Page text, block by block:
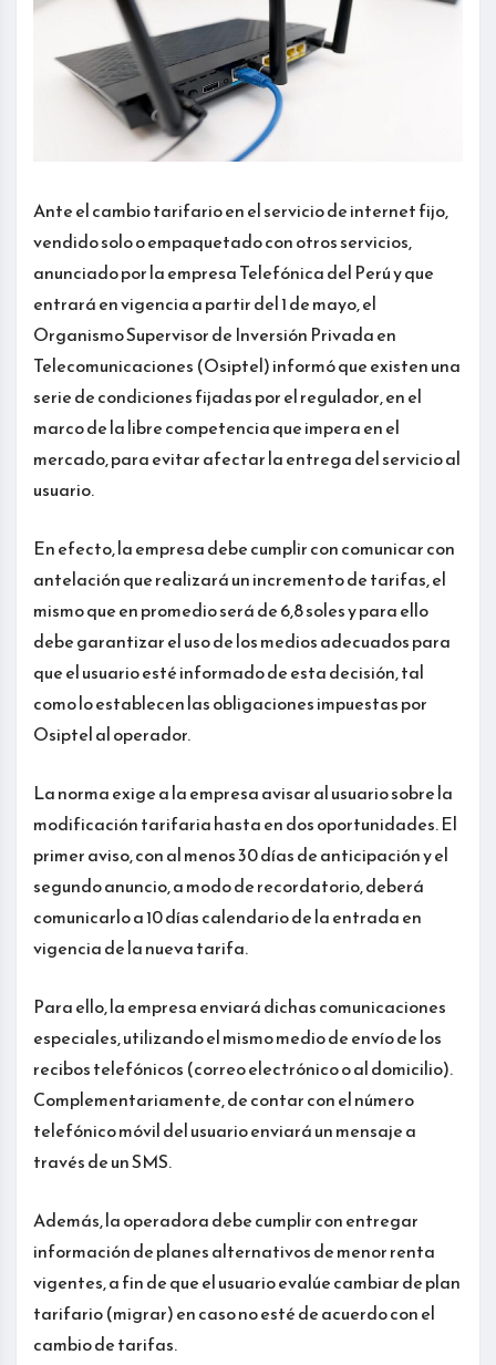
Ante el cambio tarifario en el servicio de internet fijo,
vendido solo o empaquetado con otros servicios,
anunciado por la empresa Telefónica del Perú y que
entrará en vigencia a partir del 1 de mayo, el
Organismo Supervisor de Inversión Privada en
Telecomunicaciones (Osiptel) informó que existen una
serie de condiciones fijadas por el regulador, en el
marco de la libre competencia que impera en el
mercado, para evitar afectar la entrega del servicio al
usuario.
En efecto, la empresa debe cumplir con comunicar con
antelación que realizará un incremento de tarifas, el
mismo que en promedio será de 6,8 soles y para ello
debe garantizar el uso de los medios adecuados para
que el usuario esté informado de esta decisión, tal
como lo establecen las obligaciones impuestas por
Osiptel al operador.
La norma exige a la empresa avisar al usuario sobre la
modificación tarifaria hasta en dos oportunidades. El
primer aviso, con al menos 30 días de anticipación y el
segundo anuncio, a modo de recordatorio, deberá
comunicarlo a 10 días calendario de la entrada en
vigencia de la nueva tarifa.
Para ello, la empresa enviará dichas comunicaciones
especiales, utilizando el mismo medio de envío de los
recibos telefónicos (correo electrónico o al domicilio).
Complementariamente, de contar con el número
telefónico móvil del usuario enviará un mensaje a
través de un SMS.
Además, la operadora debe cumplir con entregar
información de planes alternativos de menor renta
vigentes, a fin de que el usuario evalúe cambiar de plan
tarifario (migrar) en caso no esté de acuerdo con el
cambio de tarifas.